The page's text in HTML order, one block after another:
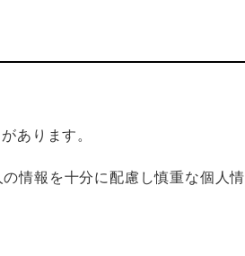
あります。
情報を十分に配慮し慎重な個人情